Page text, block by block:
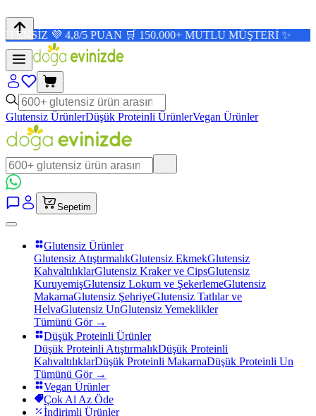
5 PUAN 🛒 150.000+ MUTLU MÜŞTERİ ✨
Glutensiz ÜrünlerDüşük Proteinli ÜrünlerVegan Ürünler
Sepetim
Glutensiz Ürünler
Glutensiz AtıştırmalıkGlutensiz EkmekGlutensiz
KahvaltılıklarGlutensiz Kraker ve CipsGlutensiz
KuruyemişGlutensiz Lokum ve ŞekerlemeGlutensiz
MakarnaGlutensiz ŞehriyeGlutensiz Tatlılar ve
HelvaGlutensiz UnGlutensiz Yemeklikler
Tümünü Gör →
Düşük Proteinli Ürünler
Düşük Proteinli AtıştırmalıkDüşük Proteinli
KahvaltılıklarDüşük Proteinli MakarnaDüşük Proteinli Un
Tümünü Gör →
Vegan Ürünler
Çok Al Az Öde
İndirimli Ürünler